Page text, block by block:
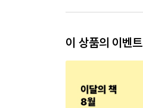
이 상품의 이벤트